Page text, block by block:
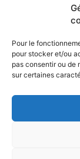
Pour le
pour stocker et/ou
pas consentir ou de
sur certaines